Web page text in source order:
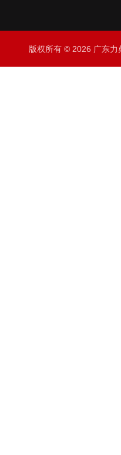
版权所有 © 2026 广东